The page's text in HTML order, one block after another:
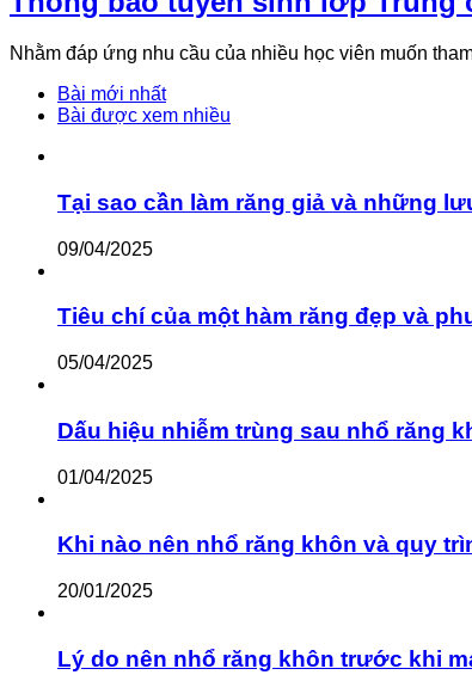
Nhằm đáp ứng nhu cầu của nhiều học viên muốn
Bài mới nhất
Bài được xem nhiều
Tại sao cần làm răng giả và những
09/04/2025
Tiêu chí của một hàm răng đẹp và
05/04/2025
Dấu hiệu nhiễm trùng sau nhổ răng
01/04/2025
Khi nào nên nhổ răng khôn và quy
20/01/2025
Lý do nên nhổ răng khôn trước khi